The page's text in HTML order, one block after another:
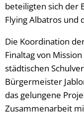
beteiligten sich der
Flying Albatros und
Die Koordination
Finaltag von
städtischen
Bürgermeister
das gelungene
Zusammenarbeit